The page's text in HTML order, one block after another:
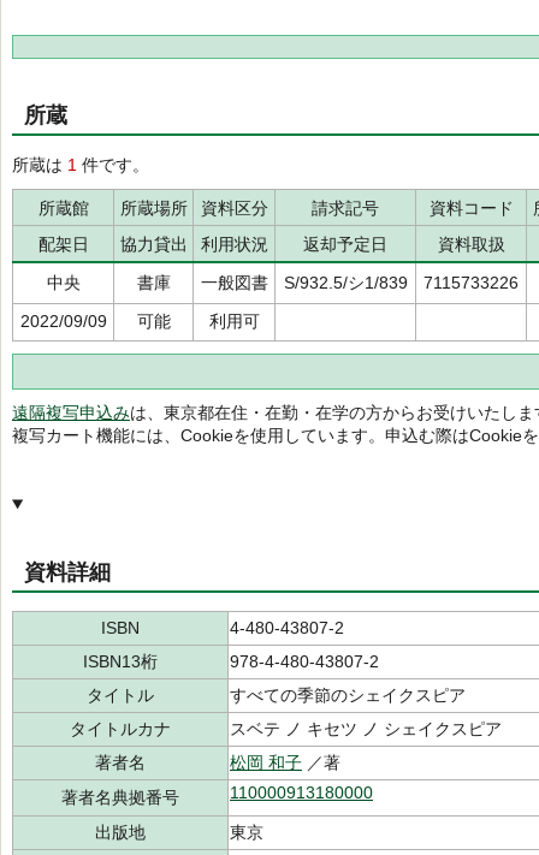
所蔵
所蔵は 1 件です。
所蔵館 所蔵場所 資料区分 請求記号 資料コード
配架日
協力貸出 利用状況 返却予定日
資料取扱
中央
書庫 一般図書 S/932.5/シ1/839
7115733226
2022/09/09
可能 利用可
遠隔複写申込みは、東京都在住・在勤・在学の方からお受けいたしま
複写カート機能には、Cookieを使用しています。申込む際はCookie
資料詳細
ISBN
4-480-43807-2
ISBN13桁
978-4-480-43807-2
タイトル
すべての季節のシェイクスピア
タイトルカナ
スベテ ノ キセツ ノ シェイクスピア
著者名
松岡 和子 ／著
著者名典拠番号
110000913180000
出版地
東京